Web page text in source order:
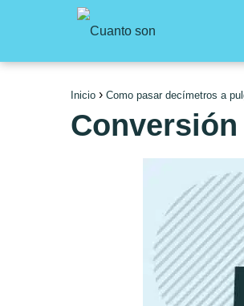
Inicio Como pasar decímetros a